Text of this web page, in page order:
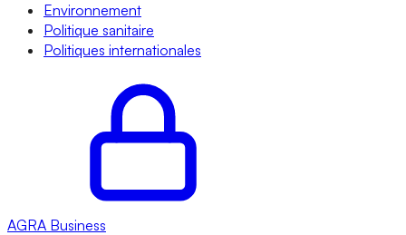
Environnement
Politique sanitaire
Politiques internationales
AGRA Business